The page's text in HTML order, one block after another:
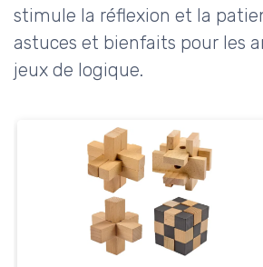
stimule la réflexion et la
astuces et bienfaits pour les
jeux de logique.